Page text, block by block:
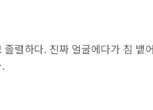
렬하다. 진짜 얼굴에다가 침 뱉